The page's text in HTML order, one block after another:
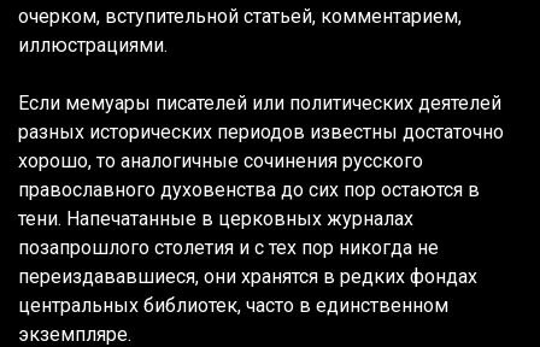
очерком, вступительной статьей, комментарием,
иллюстрациями.
Если мемуары писателей или политических деятелей
разных исторических периодов известны достаточно
хорошо, то аналогичные сочинения русского
православного духовенства до сих пор остаются в
тени. Напечатанные в церковных журналах
позапрошлого столетия и с тех пор никогда не
переиздававшиеся, они хранятся в редких фондах
центральных библиотек, часто в единственном
экземпляре.